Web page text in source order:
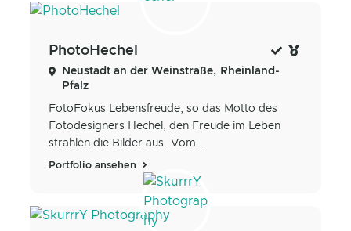
PhotoHechel
Neustadt an der Weinstraße, Rheinland-
Pfalz
FotoFokus Lebensfreude, so das Motto des
Fotodesigners Hechel, den Freude im Leben
strahlen die Bilder aus. Vom...
Portfolio ansehen